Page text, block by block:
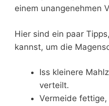
einem unangenehmen
Hier sind ein paar
kannst, um die
Iss kleinere
verteilt.
Vermeide